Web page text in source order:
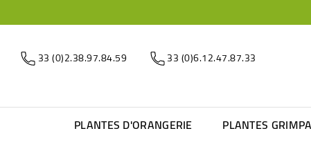
33 (0)2.38.97.84.59 33 (0)6.12.47.87.33
PLANTES D'ORANGERIE PLANTES